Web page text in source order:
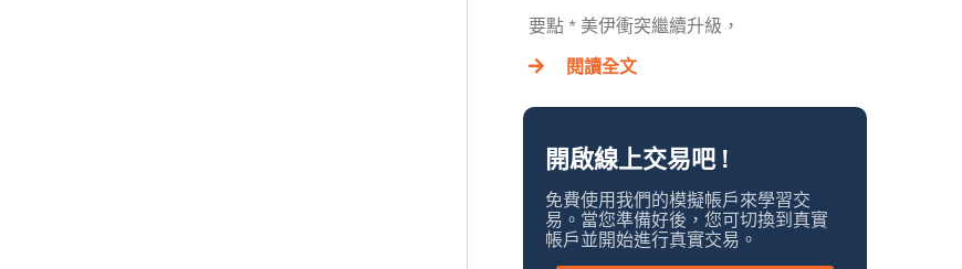
要點 * 美伊衝突繼續升級，
閱讀全文
開啟線上交易吧 !
免費使用我們的模擬帳戶來學習交
易。當您準備好後，您可切換到真實
帳戶並開始進行真實交易。